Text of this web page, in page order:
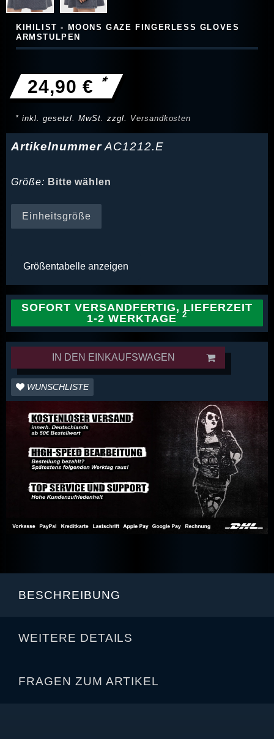
KIHILIST - MOONS GAZE FINGERLESS GLOVES
ARMSTULPEN
24,90 € *
* inkl. gesetzl. MwSt. zzgl. Versandkosten
ArtikelnummerAC1212.E
Größe: Bitte wählen
Einheitsgröße
Größentabelle anzeigen
SOFORT VERSANDFERTIG, LIEFERZEIT
1-2 WERKTAGE
IN DEN EINKAUFSWAGEN
WUNSCHLISTE
BESCHREIBUNG
WEITERE DETAILS
FRAGEN ZUM ARTIKEL